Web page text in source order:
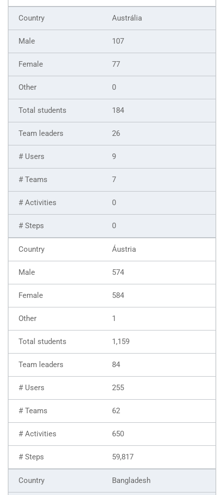
Austrália
107
77
0
184
26
9
7
0
0
Áustria
574
584
1
1,159
84
255
62
650
59,817
Bangladesh